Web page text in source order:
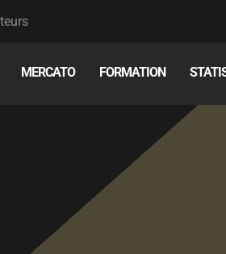
MERCATO FORMATION